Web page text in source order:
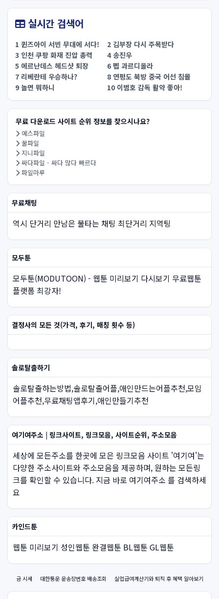
실시간 검색어
1 퀸즈아이 서빈 무대에 서다!
2 김부장 다시 주목받다
3 인천 쿠팡 화재 진압 총력
4 송진우
5 에르난데스 헤드샷 퇴장
6 펩 과르디올라
7 리베란테 우승하나?
8 연평도 북방 중국 어선 침몰
9 놀면 뭐하니
10 이범호 감독 활약 좋아!
무료 다운로드 사이트 순위 정보를 찾으시나요?
예스파일
꿀파일
지니파일
싸다파일 - 싸다 많다 빠르다
파일마루
무료채팅
역시 단거리 만남은 불타는 채팅 최단거리 지역팅
모두툰
모두툰(MODUTOON) - 웹툰 미리보기 다시보기 무료웹툰
플랫폼 최강자!
결정사의 모든 것(가격, 후기, 매칭 횟수 등)
솔로탈출하기
솔로탈출하는방법,솔로탈출어플,애인만드는어플추천,모임
어플추천,무료채팅앱후기,애인만들기추천
여기여주소 | 링크사이트, 링크모음, 사이트순위, 주소모음
세상에 모든주소를 한곳에 모은 링크모음 사이트 '여기여'는
다양한 주소사이트와 주소모음을 제공하며, 원하는 모든링
크를 확인할 수 있습니다. 지금 바로 여기여주소 를 검색하세
요
카인드툰
웹툰 미리보기 성인웹툰 완결웹툰 BL웹툰 GL웹툰
금 시세 대한통운 운송장번호 배송조회 실업급여계산기와 퇴직 후 혜택 알아보기